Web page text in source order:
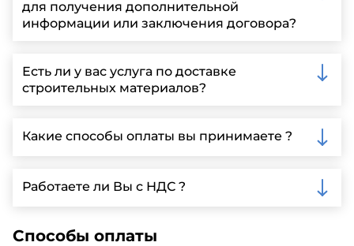
для получения дополнительной
информации или заключения договора?
запрос через нашу официальную почту или
заполнить форму на нашем сайте для более
детальной информации и организации встречи.
Есть ли у вас услуга по доставке
строительных материалов?
Ленинградской области, у нас собственный
автопарк, для обеспечения быстрой и надежной
Какие способы оплаты вы принимаете ?
включая наличные, банковские переводы,
кредитные карты. Подробную информацию о
Работаете ли Вы с НДС ?
налогообложения, т.е с НДС 20%
Способы оплаты